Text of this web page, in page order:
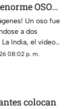
OSO
a dos
filtran
Un oso fue
a dos
La India, el video
en redes.
08:02 p. m.
colocan